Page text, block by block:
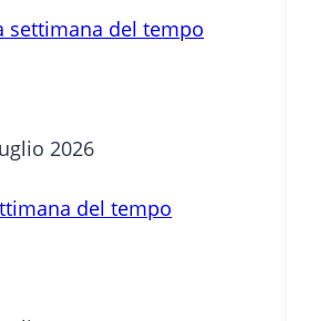
settimana del tempo
2026
del tempo